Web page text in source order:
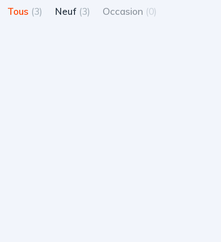
Tous (3) Neuf (3) Occasion (0)